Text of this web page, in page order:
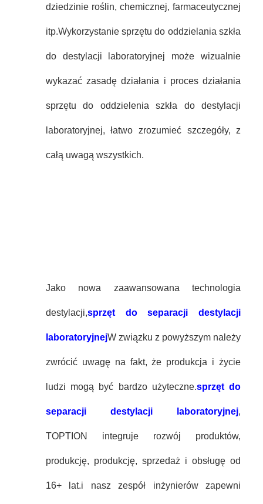
dziedzinie roślin, chemicznej, farmaceutycznej
itp.Wykorzystanie sprzętu do oddzielania szkła
do destylacji laboratoryjnej może wizualnie
wykazać zasadę działania i proces działania
sprzętu do oddzielenia szkła do destylacji
laboratoryjnej, łatwo zrozumieć szczegóły, z
całą uwagą wszystkich.
Jako nowa zaawansowana technologia
destylacji,sprzęt do separacji destylacji
laboratoryjnejW związku z powyższym należy
zwrócić uwagę na fakt, że produkcja i życie
ludzi mogą być bardzo użyteczne.sprzęt do
separacji destylacji laboratoryjnej,
TOPTION integruje rozwój produktów,
produkcję, produkcję, sprzedaż i obsługę od
16+ lat.i nasz zespół inżynierów zapewni